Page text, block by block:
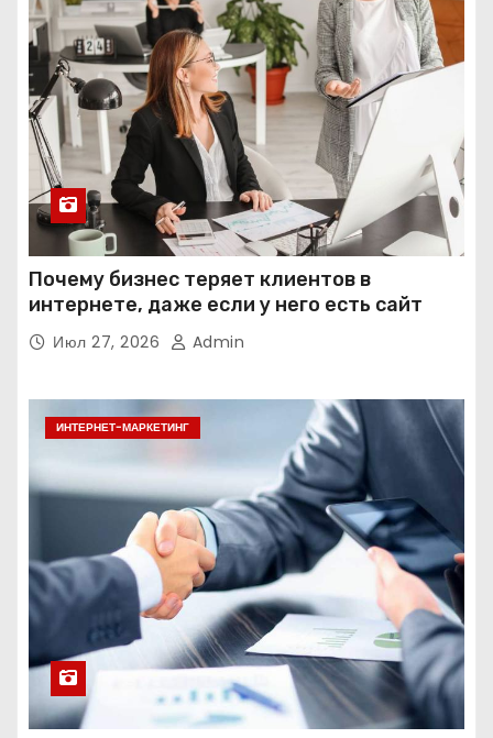
Почему бизнес теряет клиентов в
интернете, даже если у него есть сайт
Июл 27, 2026 Admin
ИНТЕРНЕТ-МАРКЕТИНГ